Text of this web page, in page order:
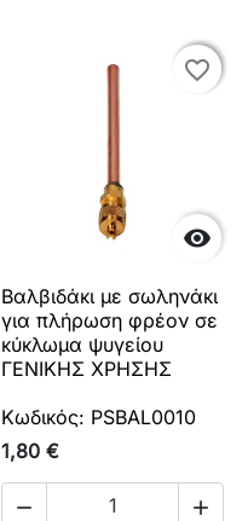

favorite_border
favorite_border
Βαλβιδάκι με σωληνάκι
για πλήρωση φρέον σε
κύκλωμα ψυγείου
ΓΕΝΙΚΗΣ ΧΡΗΣΗΣ
Κωδικός: PSBAL0010
1,80 €
 